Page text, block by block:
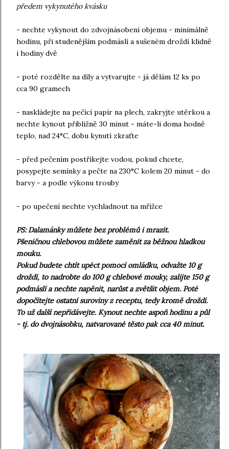
předem vykynutého kvásku
- nechte vykynout do zdvojnásobení objemu - minimálně
hodinu, při studenějším podmáslí a sušeném droždí klidně
i hodiny dvě
- poté rozdělte na díly a vytvarujte - já dělám 12 ks po
cca 90 gramech
- naskládejte na pečící papír na plech, zakryjte utěrkou a
nechte kynout přibližně 30 minut - máte-li doma hodně
teplo, nad 24°C, dobu kynutí zkraťte
- před pečením postříkejte vodou, pokud chcete,
posypejte semínky a pečte na 230°C kolem 20 minut - do
barvy - a podle výkonu trouby
- po upečení nechte vychladnout na mřížce
PS: Dalamánky můžete bez problémů i mrazit.
Pšeničnou chlebovou můžete zaměnit za běžnou hladkou
mouku.
Pokud budete chtít upéct pomocí omládku, odvažte 10 g
droždí, to nadrobte do 100 g chlebové mouky, zalijte 150 g
podmáslí a nechte napěnit, narůst a zvětšit objem. Poté
dopočítejte ostatní suroviny z receptu, tedy kromě droždí.
To už další nepřidávejte. Kynout nechte aspoň hodinu a půl
- tj. do dvojnásobku, natvarované těsto pak cca 40 minut.